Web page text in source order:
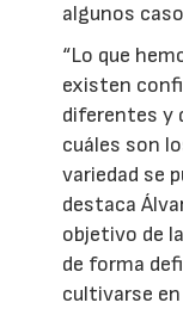
algunos
“Lo que
existen
diferentes y
cuáles son
variedad se
destaca
objetivo de
de forma
cultivarse